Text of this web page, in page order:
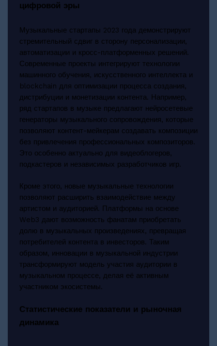
цифровой эры
Музыкальные стартапы 2023 года демонстрируют
стремительный сдвиг в сторону персонализации,
автоматизации и кросс-платформенных решений.
Современные проекты интегрируют технологии
машинного обучения, искусственного интеллекта и
blockchain для оптимизации процесса создания,
дистрибуции и монетизации контента. Например,
ряд стартапов в музыке предлагают нейросетевые
генераторы музыкального сопровождения, которые
позволяют контент-мейкерам создавать композиции
без привлечения профессиональных композиторов.
Это особенно актуально для видеоблогеров,
подкастеров и независимых разработчиков игр.
Кроме этого, новые музыкальные технологии
позволяют расширить взаимодействие между
артистом и аудиторией. Платформы на основе
Web3 дают возможность фанатам приобретать
долю в музыкальных произведениях, превращая
потребителей контента в инвесторов. Таким
образом, инновации в музыкальной индустрии
трансформируют модель участия аудитории в
музыкальном процессе, делая её активным
участником экосистемы.
Статистические показатели и рыночная
динамика